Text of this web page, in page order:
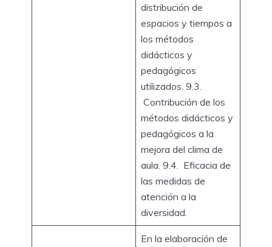
distribución de
espacios y tiempos a
los métodos
didácticos y
pedagógicos
utilizados. 9.3.
Contribución de los
métodos didácticos y
pedagógicos a la
mejora del clima de
aula. 9.4. Eficacia de
las medidas de
atención a la
diversidad.
En la elaboración de